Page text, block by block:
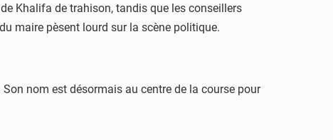
Khalifa de trahison, tandis que les conseillers
maire pèsent lourd sur la scène politique.
nom est désormais au centre de la course pour